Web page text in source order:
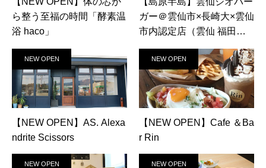
ら整う至福の時間「酵素温
浴 haco」
ガー＠雲仙市×長崎大×雲仙
市内認定店（雲仙 福田屋
／山の駅ベジドリーム／旅
館 松栄）
NEW OPEN
【NEW OPEN】AS. Alexa
ndrite Scissors
NEW OPEN
【NEW OPEN】Cafe ＆Ba
r Rin
NEW OPEN NEW OPEN